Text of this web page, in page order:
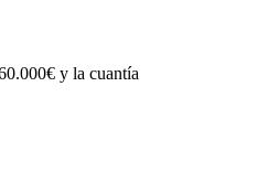
y la cuantía